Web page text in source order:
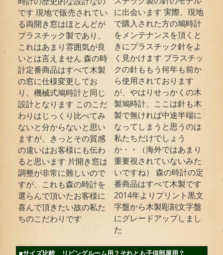
です 現地で販売されてい
る両開き窓はほとんどが
プラスチック製であり、
これはあまり雰囲気が良
いとは言えません 森の時
計定番商品はすべて木製
の窓に仕様変更してお
り、機械式鳩時計と同じ
設計となります このこだ
わりはじっくり比べてみ
ないと分からないと思い
ますが、きっとその質感
の違いはお客様にも伝わ
ると思います 片開き窓は
調整が非常に難しいので
すが、これも森の時計を
選らんで頂いたお客様に
喜んで頂きたい故の私た
ちのこだわりです
に出会います 実際、現地
で購入された方の鳩時計
をメンテナンスを頂くと
きにプラスチック針をよ
く見かけます プラスチッ
クの針ももう何年も前か
ら使用されております
が、やはりせっかくの木
製鳩時計、ここは針も木
製で無ければ中途半端に
なってしまうと思うのは
私たちだけでしょう
か・・（海外ではあまり
重要視されていないみた
いですね） 森の時計の定
番商品はすべて木製です
2014年よりプリント黒文
字盤から木製彫刻文字盤
にグレードアップしまし
た
■サイズ比較 リビングルーム用？それとも子供部屋用？